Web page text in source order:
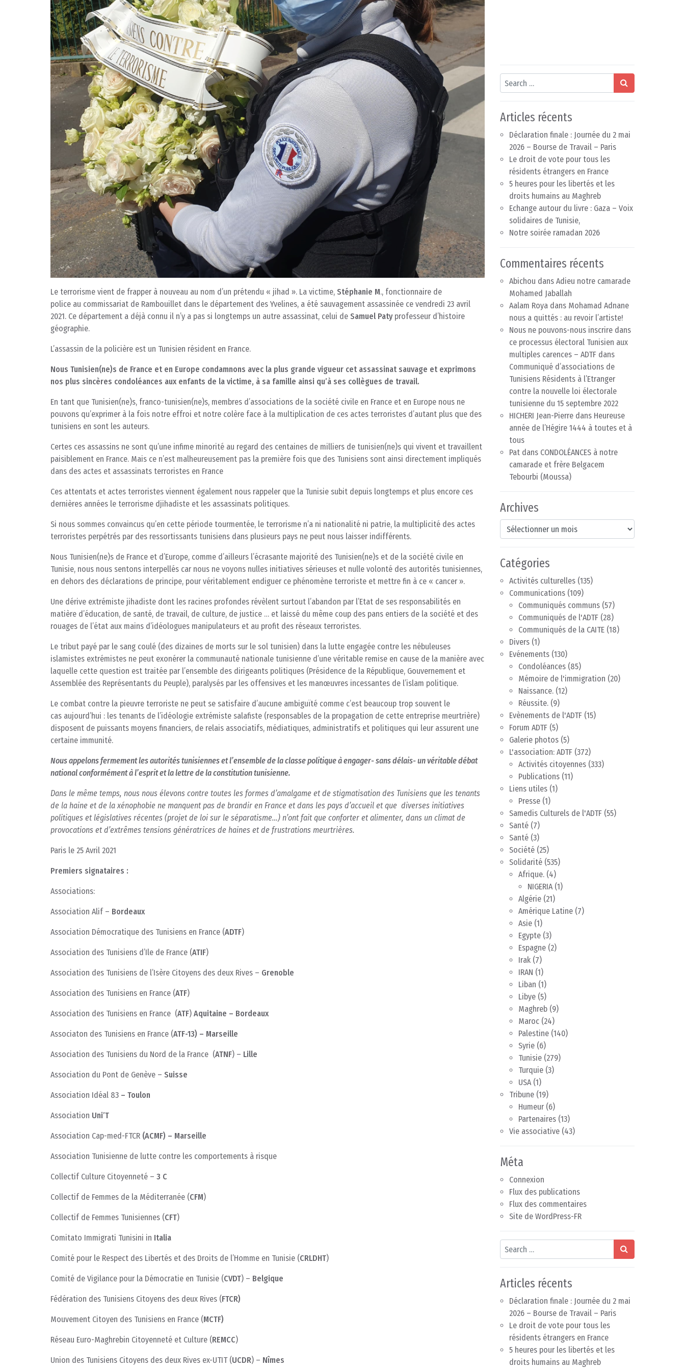
Le terrorisme vient de frapper à nouveau au nom d’un prétendu « jihad ». La victime, Stéphanie M., fonctionnaire de
police au commissariat de Rambouillet dans le département des Yvelines, a été sauvagement assassinée ce vendredi 23 avril
2021. Ce département a déjà connu il n’y a pas si longtemps un autre assassinat, celui de Samuel Patyprofesseur d’histoire
géographie.
L’assassin de la policière est un Tunisien résident en France.
Nous Tunisien(ne)s de France et en Europe condamnons avec la plus grande vigueur cet assassinat sauvage et exprimons
nos plus sincères condoléances aux enfants de la victime, à sa famille ainsi qu’à ses collègues de travail.
En tant que Tunisien(ne)s, franco-tunisien(ne)s, membres d’associations de la société civile en France et en Europe nous ne
pouvons qu’exprimer à la fois notre effroi et notre colère face à la multiplication de ces actes terroristes d’autant plus que des
tunisiens en sont les auteurs.
Certes ces assassins ne sont qu’une infime minorité au regard des centaines de milliers de tunisien(ne)s qui vivent et travaillent
paisiblement en France. Mais ce n’est malheureusement pas la première fois que des Tunisiens sont ainsi directement impliqués
dans des actes et assassinats terroristes en France
Ces attentats et actes terroristes viennent également nous rappeler que la Tunisie subit depuis longtemps et plus encore ces
dernières années le terrorisme djihadiste et les assassinats politiques.
Si nous sommes convaincus qu’en cette période tourmentée, le terrorisme n’a ni nationalité ni patrie, la multiplicité des actes
terroristes perpétrés par des ressortissants tunisiens dans plusieurs pays ne peut nous laisser indifférents.
Nous Tunisien(ne)s de France et d’Europe, comme d’ailleurs l’écrasante majorité des Tunisien(ne)s et de la société civile en
Tunisie, nous nous sentons interpellés car nous ne voyons nulles initiatives sérieuses et nulle volonté des autorités tunisiennes,
en dehors des déclarations de principe, pour véritablement endiguer ce phénomène terroriste et mettre fin à ce « cancer ».
Une dérive extrémiste jihadiste dont les racines profondes révèlent surtout l’abandon par l’Etat de ses responsabilités en
matière d’éducation, de santé, de travail, de culture, de justice … et laissé du même coup des pans entiers de la société et des
rouages de l’état aux mains d’idéologues manipulateurs et au profit des réseaux terroristes.
Le tribut payé par le sang coulé (des dizaines de morts sur le sol tunisien) dans la lutte engagée contre les nébuleuses
islamistes extrémistes ne peut exonérer la communauté nationale tunisienne d’une véritable remise en cause de la manière avec
laquelle cette question est traitée par l’ensemble des dirigeants politiques (Présidence de la République, Gouvernement et
Assemblée des Représentants du Peuple), paralysés par les offensives et les manœuvres incessantes de l’islam politique.
Le combat contre la pieuvre terroriste ne peut se satisfaire d’aucune ambiguïté comme c’est beaucoup trop souvent le
cas aujourd’hui : les tenants de l’idéologie extrémiste salafiste (responsables de la propagation de cette entreprise meurtrière)
disposent de puissants moyens financiers, de relais associatifs, médiatiques, administratifs et politiques qui leur assurent une
certaine immunité.
Nous appelons fermement les autorités tunisiennes et l’ensemble de la classe politique à engager- sans délais- un véritable débat
national conformément à l’esprit et la lettre de la constitution tunisienne.
Dans le même temps, nous nous élevons contre toutes les formes d’amalgame et de stigmatisation des Tunisiens que les tenants
de la haine et de la xénophobie ne manquent pas de brandir en France et dans les pays d’accueil et que diverses initiatives
politiques et législatives récentes (projet de loi sur le séparatisme…) n’ont fait que conforter et alimenter, dans un climat de
provocations et d’extrêmes tensions génératrices de haines et de frustrations meurtrières.
Paris le 25 Avril 2021
Premiers signataires :
Associations:
Association Alif – Bordeaux
Association Démocratique des Tunisiens en France (ADTF)
Association des Tunisiens d’Ile de France (ATIF)
Association des Tunisiens de l’Isère Citoyens des deux Rives – Grenoble
Association des Tunisiens en France (ATF)
Association des Tunisiens en France (ATF) Aquitaine – Bordeaux
Associaton des Tunisiens en France (ATF-13) – Marseille
Association des Tunisiens du Nord de la France (ATNF) – Lille
Association du Pont de Genève – Suisse
Association Idéal 83 – Toulon
Association Uni’T
Association Cap-med-FTCR (ACMF) – Marseille
Association Tunisienne de lutte contre les comportements à risque
Collectif Culture Citoyenneté – 3 C
Collectif de Femmes de la Méditerranée (CFM)
Collectif de Femmes Tunisiennes (CFT)
Comitato Immigrati Tunisini in Italia
Comité pour le Respect des Libertés et des Droits de l’Homme en Tunisie (CRLDHT)
Comité de Vigilance pour la Démocratie en Tunisie (CVDT) – Belgique
Fédération des Tunisiens Citoyens des deux Rives (FTCR)
Mouvement Citoyen des Tunisiens en France (MCTF)
Réseau Euro-Maghrebin Citoyenneté et Culture (REMCC)
Union des Tunisiens Citoyens des deux Rives ex-UTIT (UCDR) – Nîmes
Search
Articles récents
Déclaration finale : Journée du 2 mai
2026 – Bourse de Travail – Paris
Le droit de vote pour tous les
résidents étrangers en France
5 heures pour les libertés et les
droits humains au Maghreb
Echange autour du livre : Gaza – Voix
solidaires de Tunisie,
Notre soirée ramadan 2026
Commentaires récents
Abichou dans Adieu notre camarade
Mohamed Jaballah
Aalam Roya dans Mohamad Adnane
nous a quittés : au revoir l’artiste!
Nous ne pouvons-nous inscrire dans
ce processus électoral Tunisien aux
multiples carences – ADTF dans
Communiqué d’associations de
Tunisiens Résidents à l’Etranger
contre la nouvelle loi électorale
tunisienne du 15 septembre 2022
HICHERI Jean-Pierre dans Heureuse
année de l’Hégire 1444 à toutes et à
tous
Pat dans CONDOLÉANCES à notre
camarade et frère Belgacem
Tebourbi (Moussa)
Archives
Archives
Catégories
Activités culturelles (135)
Communications (109)
Communiqués communs (57)
Communiqués de l'ADTF (28)
Communiqués de la CAITE (18)
Divers (1)
Evénements (130)
Condoléances (85)
Mémoire de l'immigration (20)
Naissance. (12)
Réussite. (9)
Evènements de l'ADTF (15)
Forum ADTF (5)
Galerie photos (5)
L'association: ADTF (372)
Activités citoyennes (333)
Publications (11)
Liens utiles (1)
Presse (1)
Samedis Culturels de l'ADTF (55)
Santé (7)
Santé (3)
Société (25)
Solidarité (535)
Afrique. (4)
NIGERIA(1)
Algérie (21)
Amérique Latine (7)
Asie (1)
Egypte (3)
Espagne (2)
Irak (7)
IRAN (1)
Liban (1)
Libye (5)
Maghreb (9)
Maroc (24)
Palestine (140)
Syrie (6)
Tunisie (279)
Turquie (3)
USA(1)
Tribune (19)
Humeur (6)
Partenaires (13)
Vie associative (43)
Méta
Connexion
Flux des publications
Flux des commentaires
Site de WordPress-FR
Search
Articles récents
Déclaration finale : Journée du 2 mai
2026 – Bourse de Travail – Paris
Le droit de vote pour tous les
résidents étrangers en France
5 heures pour les libertés et les
droits humains au Maghreb